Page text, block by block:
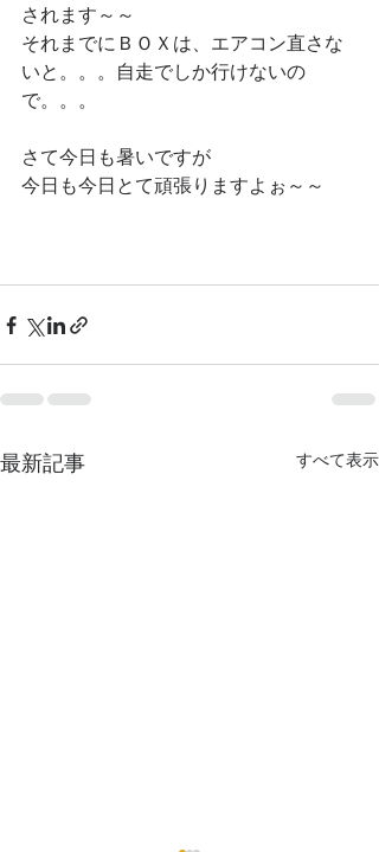
されます～～
それまでにＢＯＸは、エアコン直さな
いと。。。自走でしか行けないの
で。。。
さて今日も暑いですが
今日も今日とて頑張りますよぉ～～
最新記事 すべて表示